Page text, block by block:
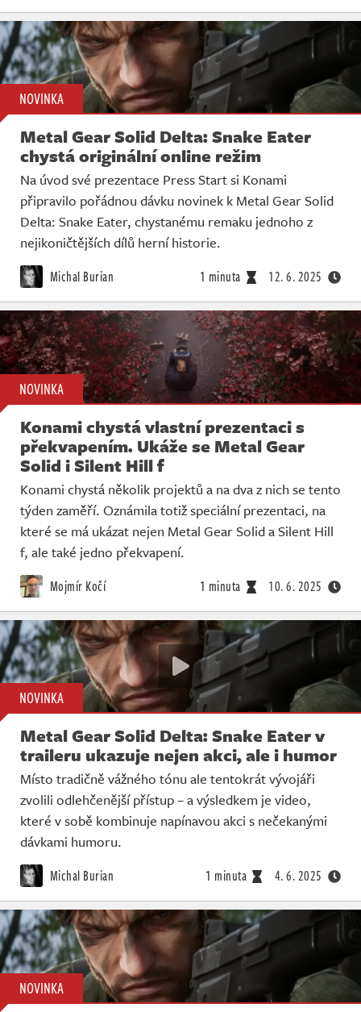
NOVINKA
Metal Gear Solid Delta: Snake Eater
chystá originální online režim
Na úvod své prezentace Press Start si Konami
připravilo pořádnou dávku novinek k Metal Gear Solid
Delta: Snake Eater, chystanému remaku jednoho z
nejikoničtějších dílů herní historie.
Michal Burian 1 minuta 12. 6. 2025
NOVINKA
Konami chystá vlastní prezentaci s
překvapením. Ukáže se Metal Gear
Solid i Silent Hill f
Konami chystá několik projektů a na dva z nich se tento
týden zaměří. Oznámila totiž speciální prezentaci, na
které se má ukázat nejen Metal Gear Solid a Silent Hill
f, ale také jedno překvapení.
Mojmír Kočí 1 minuta 10. 6. 2025
NOVINKA
Metal Gear Solid Delta: Snake Eater v
traileru ukazuje nejen akci, ale i humor
Místo tradičně vážného tónu ale tentokrát vývojáři
zvolili odlehčenější přístup – a výsledkem je video,
které v sobě kombinuje napínavou akci s nečekanými
dávkami humoru.
Michal Burian 1 minuta 4. 6. 2025
NOVINKA